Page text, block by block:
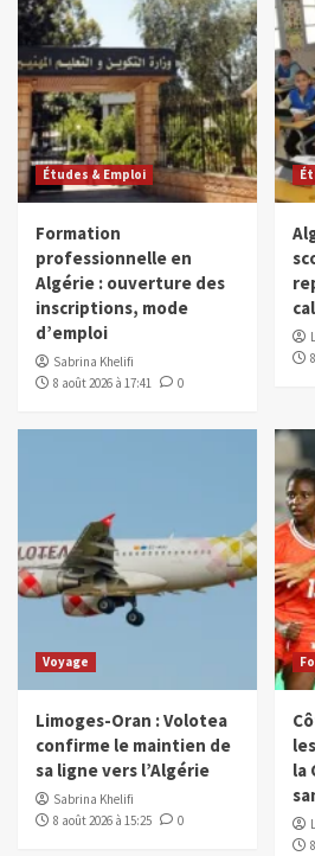
Études & Emploi
Formation
professionnelle en
Algérie : ouverture des
inscriptions, mode
d’emploi
Sabrina Khelifi
8 août 2026 à 17:41
0
Voyage
Limoges-Oran : Volotea
confirme le maintien de
sa ligne vers l’Algérie
Sabrina Khelifi
8 août 2026 à 15:25
0
la